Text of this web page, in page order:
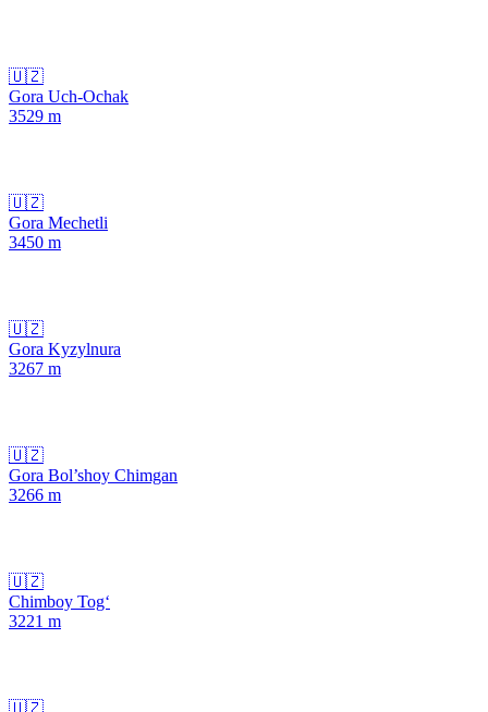
🇺🇿
Gora Uch-Ochak
3529 m
🇺🇿
Gora Mechetli
3450 m
🇺🇿
Gora Kyzylnura
3267 m
🇺🇿
Gora Bol’shoy Chimgan
3266 m
🇺🇿
Chimboy Tog‘
3221 m
🇺🇿